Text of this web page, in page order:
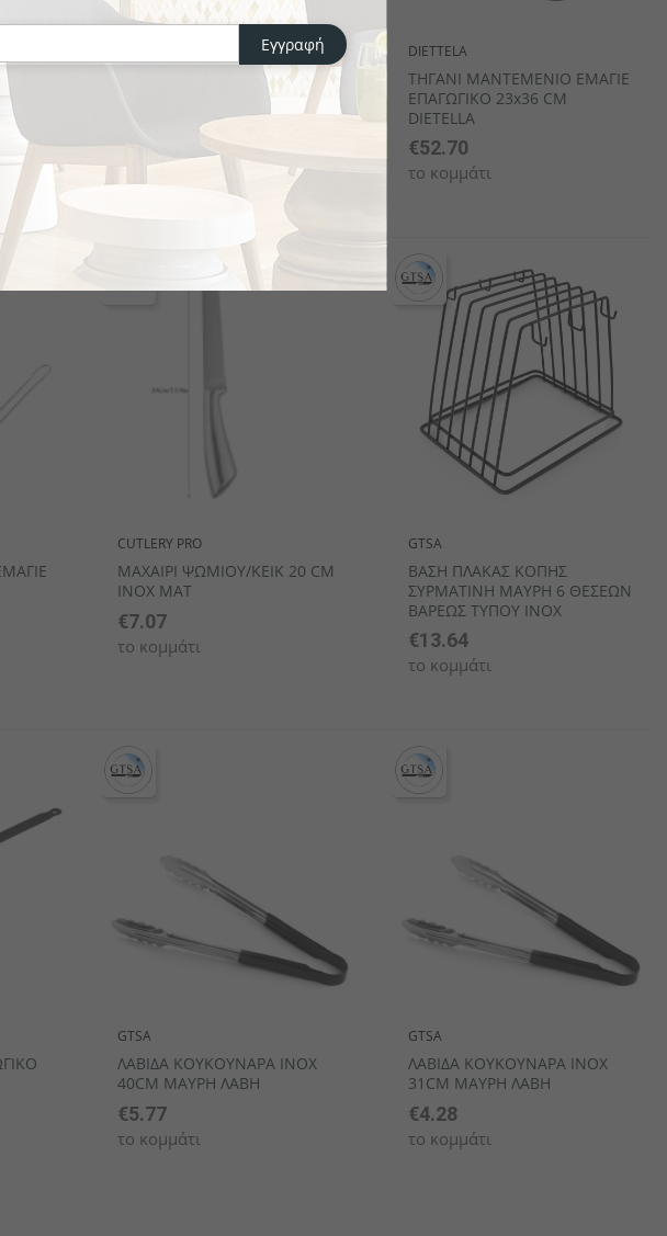
ΒΑΣΗ ΕΠΙΤΟΙΧΙΑ ΑΝΟΞΕΊΔΩΤΗ
ΓΙΑ ΠΑΤΑΤΟΚΟΠΤΗ 27-77137
το κομμάτι
DIETTELA
ΤΗΓΑΝΙ ΜΑΝΤΕΜΕΝΙΟ ΕΜΑΓΙΕ
ΕΠΑΓΩΓΙΚΟ 23x36 CM
DIETELLA
€52.70
το κομμάτι
CUTLERY PRO
ΜΑΧΑΙΡΙ ΨΩΜΙΟΥ/ΚΕΙΚ 20 CM
INOX ΜΑΤ
€7.07
το κομμάτι
GTSA
ΒΑΣΗ ΠΛΑΚΑΣ ΚΟΠΗΣ
ΣΥΡΜΑΤΙΝΗ ΜΑΥΡΗ 6 ΘΕΣΕΩΝ
ΒΑΡΕΩΣ ΤΥΠΟΥ INOX
€13.64
το κομμάτι
GTSA
ΛΑΒΙΔΑ ΚΟΥΚΟΥΝΑΡΑ INOX
40CM ΜΑΥΡΗ ΛΑΒΗ
€5.77
το κομμάτι
GTSA
ΛΑΒΙΔΑ ΚΟΥΚΟΥΝΑΡΑ INOX
31CM ΜΑΥΡΗ ΛΑΒΗ
€4.28
το κομμάτι
Εγγραφή